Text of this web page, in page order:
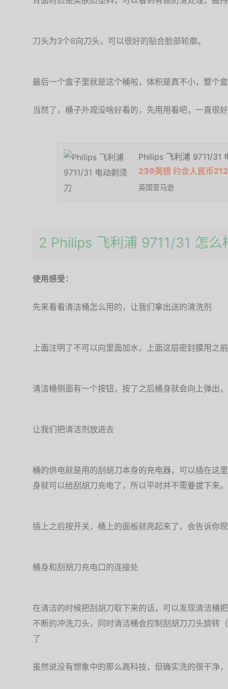
刀头为3个8向刀头，可以很好的贴合脸部轮廓。
最后一个盒子里就是这个桶啦，体积是真不小，整个
当然了，桶子外观没啥好看的，先用用看吧，一直很
Philips 飞利浦 9711/31
239英镑 约合人民币
英国亚马逊
2 Philips 飞利浦 9711/31 怎么
使用感受：
先来看看清洁桶怎么用的，让我们拿出送的清洗剂
上面注明了不可以向里面加水，上面这层密封膜用之
清洁桶侧面有一个按钮，按了之后桶身就会向上弹出
让我们把清洁剂放进去
桶的供电就是用的刮胡刀本身的充电器，可以插在这
身就可以给刮胡刀充电了，所以平时并不需要拔下来。
插上之后按开关，桶上的面板就亮起来了，会告诉你
桶身和刮胡刀充电口的连接处
在清洁的时候把刮胡刀取下来的话，可以发现清洁桶
不断的冲洗刀头，同时清洁桶会控制刮胡刀刀头旋转
了
虽然说没有想象中的那么高科技，但确实洗的很干净